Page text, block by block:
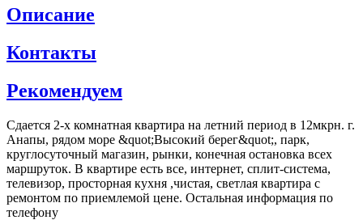
Описание
Контакты
Рекомендуем
Сдается 2-х комнатная квартира на летний период в 12мкрн. г.
Анапы, рядом море &quot;Высокий берег&quot;, парк,
круглосуточный магазин, рынки, конечная остановка всех
маршруток. В квартире есть все, интернет, сплит-система,
телевизор, просторная кухня ,чистая, светлая квартира с
ремонтом по приемлемой цене. Остальная информация по
телефону